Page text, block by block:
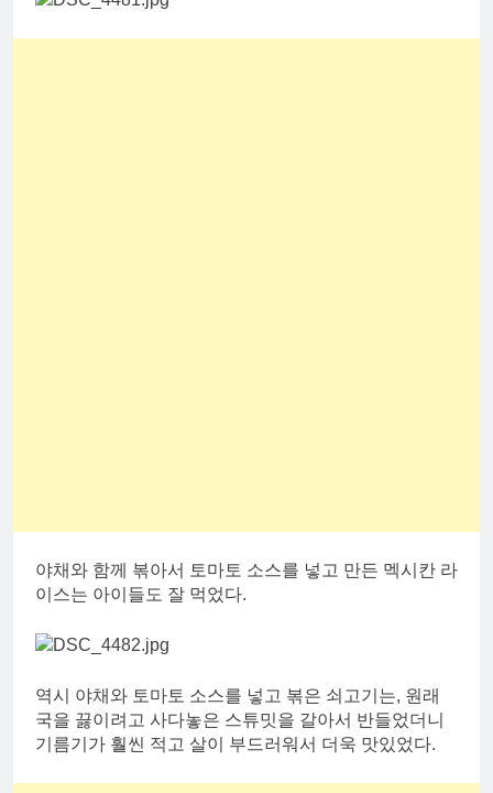
야채와 함께 볶아서 토마토 소스를 넣고 만든 멕시칸 라
이스는 아이들도 잘 먹었다.
역시 야채와 토마토 소스를 넣고 볶은 쇠고기는, 원래
국을 끓이려고 사다놓은 스튜밋을 갈아서 반들었더니
기름기가 훨씬 적고 살이 부드러워서 더욱 맛있었다.